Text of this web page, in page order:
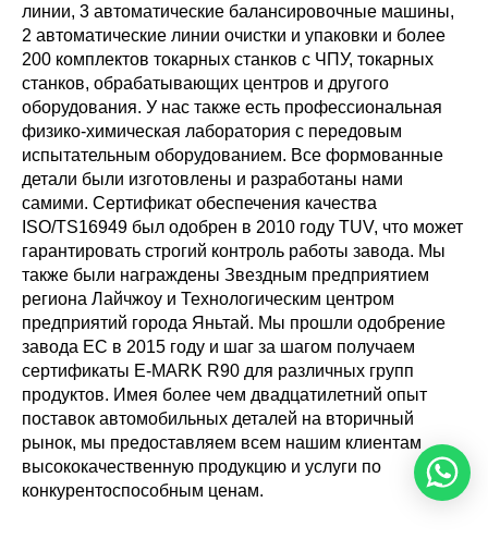
линии, 3 автоматические балансировочные машины,
2 автоматические линии очистки и упаковки и более
200 комплектов токарных станков с ЧПУ, токарных
станков, обрабатывающих центров и другого
оборудования. У нас также есть профессиональная
физико-химическая лаборатория с передовым
испытательным оборудованием. Все формованные
детали были изготовлены и разработаны нами
самими. Сертификат обеспечения качества
ISO/TS16949 был одобрен в 2010 году TUV, что может
гарантировать строгий контроль работы завода. Мы
также были награждены Звездным предприятием
региона Лайчжоу и Технологическим центром
предприятий города Яньтай. Мы прошли одобрение
завода ЕС в 2015 году и шаг за шагом получаем
сертификаты E-MARK R90 для различных групп
продуктов. Имея более чем двадцатилетний опыт
поставок автомобильных деталей на вторичный
рынок, мы предоставляем всем нашим клиентам
высококачественную продукцию и услуги по
конкурентоспособным ценам.